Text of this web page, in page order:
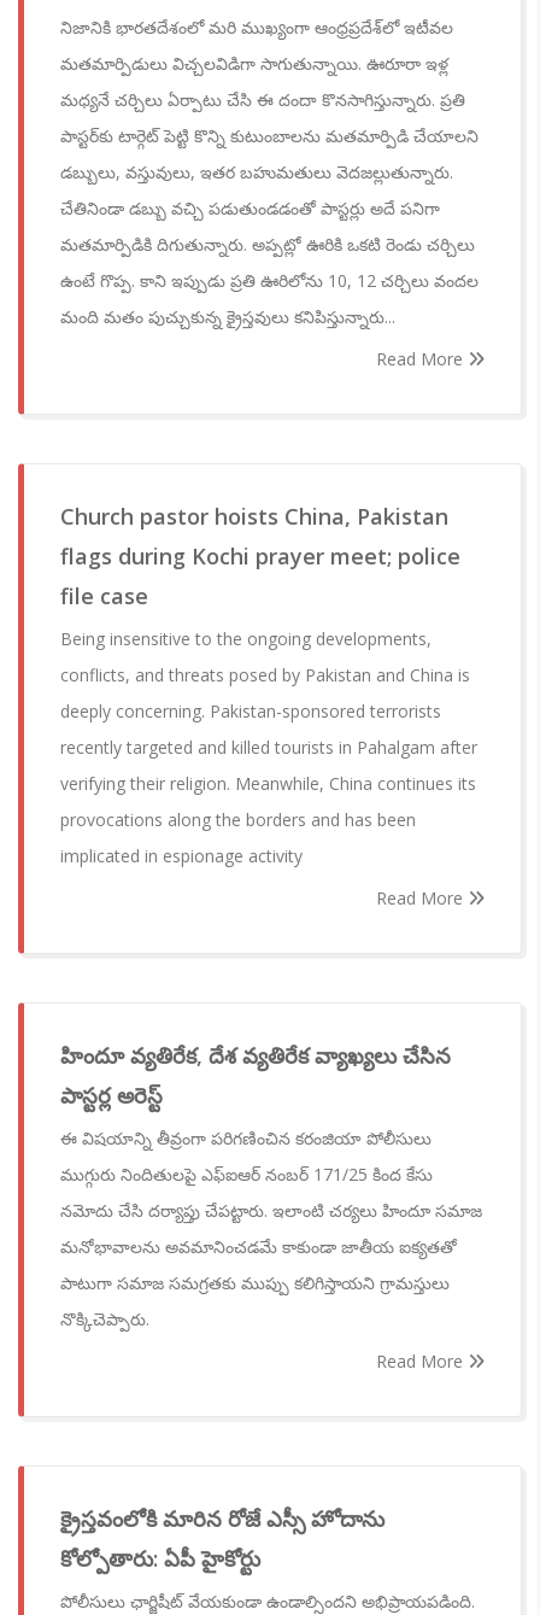
నిజానికి భారతదేశంలో మరి ముఖ్యంగా ఆంధ్రప్రదేశ్‌లో ఇటీవల
మతమార్పిడులు విచ్చలవిడిగా సాగుతున్నాయి. ఊరూరా ఇళ్ల
మధ్యనే చర్చిలు ఏర్పాటు చేసి ఈ దందా కొనసాగిస్తున్నారు. ప్రతి
పాస్టర్‌కు టార్గెట్ పెట్టి కొన్ని కుటుంబాలను మతమార్పిడి చేయాలని
డబ్బులు, వస్తువులు, ఇతర బహుమతులు వెదజల్లుతున్నారు.
చేతినిండా డబ్బు వచ్చి పడుతుండడంతో పాస్టర్లు అదే పనిగా
మతమార్పిడికి దిగుతున్నారు. అప్పట్లో ఊరికి ఒకటి రెండు చర్చిలు
ఉంటే గొప్ప. కాని ఇప్పుడు ప్రతి ఊరిలోను 10, 12 చర్చిలు వందల
మంది మతం పుచ్చుకున్న క్రైస్తవులు కనిపిస్తున్నారు...
Read More
Church pastor hoists China, Pakistan
flags during Kochi prayer meet; police
file case
Being insensitive to the ongoing developments,
conflicts, and threats posed by Pakistan and China is
deeply concerning. Pakistan-sponsored terrorists
recently targeted and killed tourists in Pahalgam after
verifying their religion. Meanwhile, China continues its
provocations along the borders and has been
implicated in espionage activity
Read More
హిందూ వ్యతిరేక, దేశ వ్యతిరేక వ్యాఖ్యలు చేసిన
పాస్టర్ల అరెస్ట్
ఈ విషయాన్ని తీవ్రంగా పరిగణించిన కరంజియా పోలీసులు
ముగ్గురు నిందితులపై ఎఫ్‌ఐఆర్ నంబర్ 171/25 కింద కేసు
నమోదు చేసి దర్యాప్తు చేపట్టారు. ఇలాంటి చర్యలు హిందూ సమాజ
మనోభావాలను అవమానించడమే కాకుండా జాతీయ ఐక్యతతో
పాటుగా సమాజ సమగ్రతకు ముప్పు కలిగిస్తాయని గ్రామస్తులు
నొక్కిచెప్పారు.
Read More
క్రైస్తవంలోకి మారిన రోజే ఎస్సీ హోదాను
కోల్పోతారు: ఏపీ హైకోర్టు
పోలీసులు ఛార్జిషీట్‌ వేయకుండా ఉండాల్సిందని అభిప్రాయపడింది.